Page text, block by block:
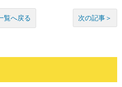
覧へ戻る 次の記事＞